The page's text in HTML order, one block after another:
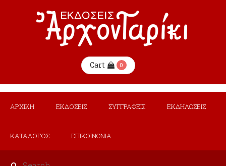
Cart 0
ΑΡΧΙΚΗ ΕΚΔΟΣΕΙΣ ΣΥΓΓΡΑΦΕΙΣ ΕΚΔΗΛΩΣΕΙΣ
ΚΑΤΑΛΟΓΟΣ ΕΠΙΚΟΙΝΩΝΙΑ